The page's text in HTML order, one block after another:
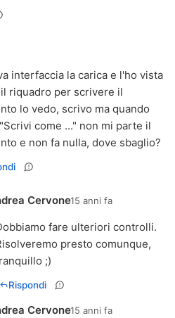
interfaccia la carica e l'ho vista
riquadro per scrivere il
lo vedo, scrivo ma quando
come ..." non mi parte il
e non fa nulla, dove sbaglio?
Cervone15 anni fa
fare ulteriori controlli.
presto comunque,
;)
Rispondi
Cervone15 anni fa